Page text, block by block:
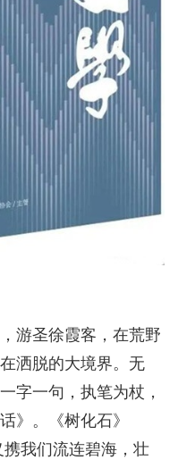
游圣徐霞客，在荒野
洒脱的大境界。无
字一句，执笔为杖，
》。《树化石》
携我们流连碧海，壮